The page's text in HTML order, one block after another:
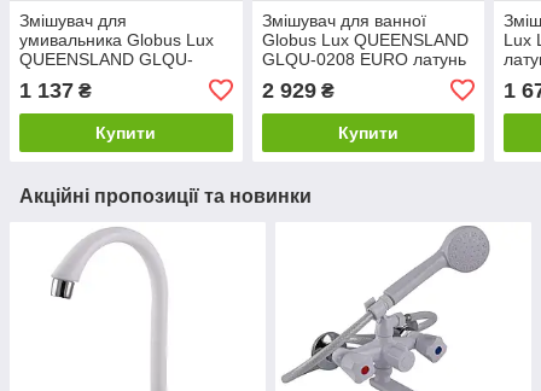
Змішувач для
умивальника Globus Lux
QUEENSLAND GLQU-
1 137 ₴
Купити
Змішувач для ванної
Globus Lux QUEENSLAND
GLQU-0208 EURO латунь
L350мм(картридж Sedal)
2 929₴
Купити
Lux
1
Акційні пропозиції та новинки